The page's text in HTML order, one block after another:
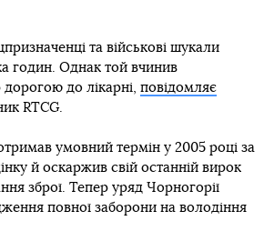
та військові шукали
годин. Однак той вчинив
до лікарні, повідомляє
RTCG.
умовний термін у 2005 році за
й оскаржив свій останній вирок
зброї. Тепер уряд Чорногорії
повної заборони на володіння